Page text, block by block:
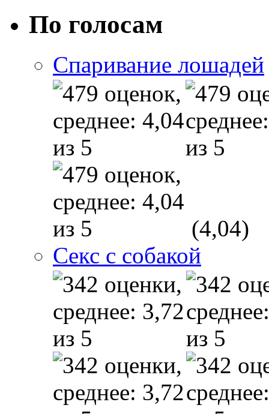
По голосам
Спаривание лошадей
(4,04)
Секс с собакой